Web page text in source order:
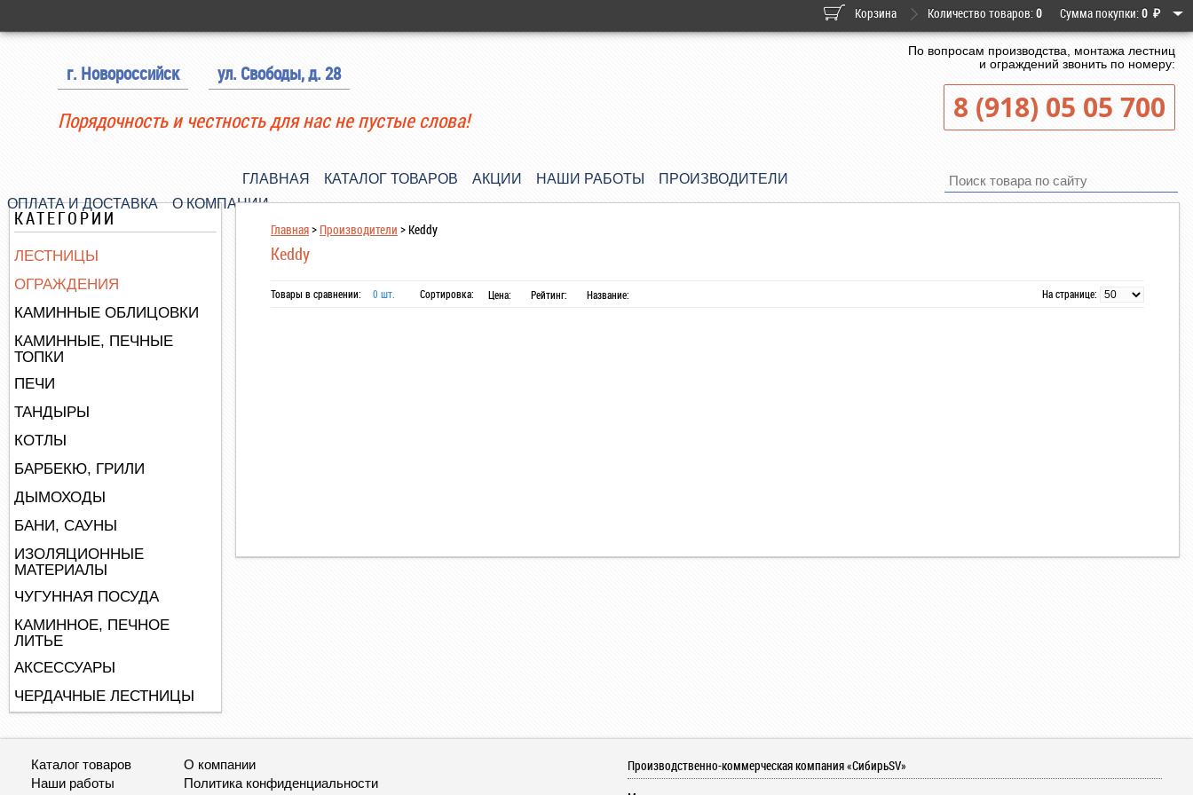
Корзина Количество товаров:0 Сумма покупки:0 ₽
г. Новороссийск ул. Свободы, д. 28
Порядочность и честность для нас не пустые слова!
По вопросам производства, монтажа лестниц
и ограждений звонить по номеру:
8 (918) 05 05 700
ГЛАВНАЯ КАТАЛОГ ТОВАРОВ АКЦИИ НАШИ РАБОТЫ
ПРОИЗВОДИТЕЛИ
ОПЛАТА И ДОСТАВКА
О КОМПАНИИ
КАТЕГОРИИ
ЛЕСТНИЦЫ
ОГРАЖДЕНИЯ
КАМИННЫЕ ОБЛИЦОВКИ
КАМИННЫЕ, ПЕЧНЫЕ
ТОПКИ
ПЕЧИ
ТАНДЫРЫ
КОТЛЫ
БАРБЕКЮ, ГРИЛИ
ДЫМОХОДЫ
БАНИ, САУНЫ
ИЗОЛЯЦИОННЫЕ
МАТЕРИАЛЫ
ЧУГУННАЯ ПОСУДА
КАМИННОЕ, ПЕЧНОЕ
ЛИТЬЕ
АКСЕССУАРЫ
ЧЕРДАЧНЫЕ ЛЕСТНИЦЫ
Главная> Производители > Keddy
Keddy
Товары в сравнении: 0 шт. Сортировка: Цена: Рейтинг: Название: На странице:
Каталог товаров
Наши работы
О компании
Политика конфиденциальности
Производственно-коммерческая компания «СибирьSV»